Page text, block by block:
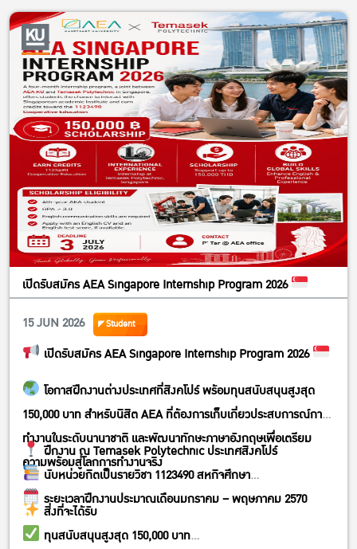
เปิดรับสมัคร AEA Singapore Internship Program 2026
15 JUN 2026
Student
เปิดรับสมัคร AEA Singapore Internship Program 2026
โอกาสฝึกงานต่างประเทศที่สิงคโปร์ พร้อมทุนสนับสนุนสูงสุด
150,000 บาท สำหรับนิสิต AEA ที่ต้องการเก็บเกี่ยวประสบการณ์การ
ทำงานในระดับนานาชาติ และพัฒนาทักษะภาษาอังกฤษเพื่อเตรียม
ความพร้อมสู่โลกการทำงานจริง
ฝึกงาน ณ Temasek Polytechnic ประเทศสิงคโปร์
นับหน่วยกิตเป็นรายวิชา 1123490 สหกิจศึกษา
ระยะเวลาฝึกงานประมาณเดือนมกราคม – พฤษภาคม 2570
สิ่งที่จะได้รับ
ทุนสนับสนุนสูงสุด 150,000 บาท